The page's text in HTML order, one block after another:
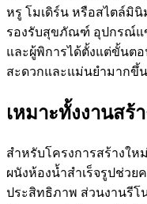
หรู โมเดิร์น หรือสไตล์มิ
รองรับสุขภัณฑ์ อุปกรณ์แ
และผู้พิการได้ตั้งแต่ขั้นต
สะดวกและแม่นยำมากขึ้น
เหมาะทั้งงานสร้
สำหรับโครงการสร้างใ
ผนังห้องน้ำสำเร็จรูปช่วย
ประสิทธิภาพ ส่วนงานรีโ